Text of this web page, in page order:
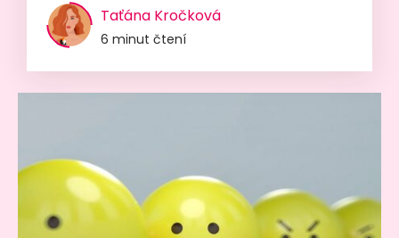
Taťána Kročková
6 minut čtení